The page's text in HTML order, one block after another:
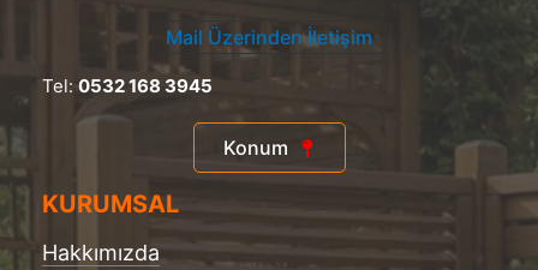
Mail Üzerinden İletişim
Tel: 0532 168 3945
Konum
KURUMSAL
Hakkımızda